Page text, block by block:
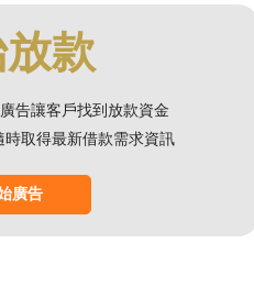
款
告讓客戶找到放款資金
取得最新借款需求資訊
廣告